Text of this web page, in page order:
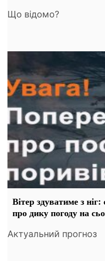
Що відомо?
Вітер здуватиме з
про дику погоду на
Актуальний прогноз